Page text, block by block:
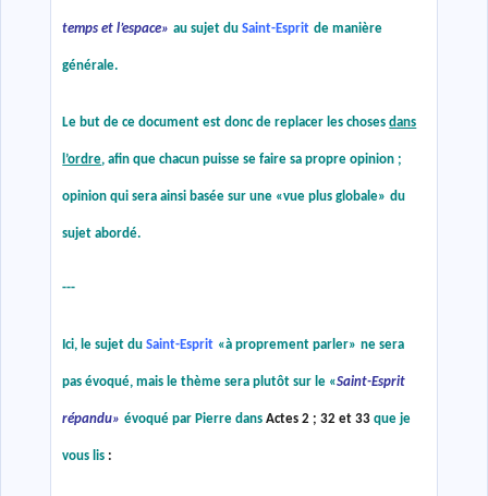
temps et l’espace» au sujet duSaint-Esprit de manière
générale.
Le but de ce document est donc de replacer les chosesdans
l’ordre, afin que chacun puisse se faire sa propre opinion ;
opinion qui sera ainsi basée sur une «vue plus globale» du
sujet abordé.
---
Ici, le sujet duSaint-Esprit «à proprement parler» ne sera
pas évoqué, mais le thème sera plutôt sur le «Saint-Esprit
répandu» évoqué par Pierre dansActes 2 ;32 et 33que je
vous lis :